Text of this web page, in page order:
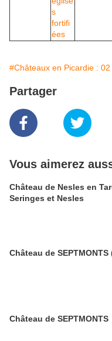
#Châteaux en Picardie :
Partager
Vous aimerez
Château de Nesles en
Seringes et Nesles
Château de SEPTMONTS
Château de SEPTMONTS